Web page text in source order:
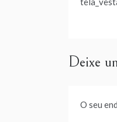
Deixe
O seu